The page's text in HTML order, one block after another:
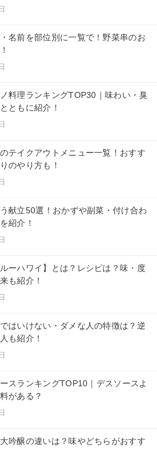
名前を部位別に一覧で！野菜串のお
料理ランキングTOP30｜味わい・臭
ともに紹介！
テイクアウトメニュー一覧！おすす
のやり方も！
献立50選！おかずや副菜・付け合わ
紹介！
ーハワイ】とは？レシピは？味・度
も紹介！
はいけない・ダメな人の特徴は？逆
も紹介！
スランキングTOP10｜デスソースよ
がある？
吟醸の違いは？味やどちらがおすす